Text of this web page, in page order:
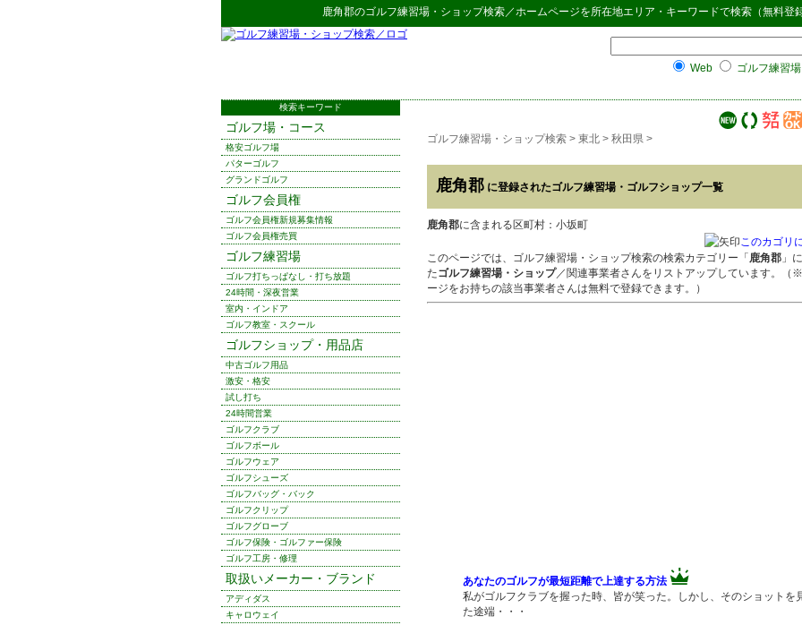
鹿角郡のゴルフ練習場・ショップ検索／ホームページを所在地エリア・キーワードで検索（無料登
Web ゴルフ練習
ゴルフ練習場・ショップ検索 > 東北 > 秋田県 >
鹿角郡 に登録されたゴルフ練習場・ゴルフショップ一覧
鹿角郡に含まれる区町村：小坂町
このカゴリ
このページでは、ゴルフ練習場・ショップ検索の検索カテゴリー「 鹿角郡 」
たゴルフ練習場・ショップ／関連事業者さんをリストアップしています。（
ージをお持ちの該当事業者さんは無料で登録できます。）
あなたのゴルフが最短距離で上達する方法
私がゴルフクラブを握った時、皆が笑った。しかし、そのショットを
た途端・・・
検索キーワード
ゴルフ場・コース
格安ゴルフ場
パターゴルフ
グランドゴルフ
ゴルフ会員権
ゴルフ会員権新規募集情報
ゴルフ会員権売買
ゴルフ練習場
ゴルフ打ちっぱなし・打ち放題
24時間・深夜営業
室内・インドア
ゴルフ教室・スクール
ゴルフショップ・用品店
中古ゴルフ用品
激安・格安
試し打ち
24時間営業
ゴルフクラブ
ゴルフボール
ゴルフウェア
ゴルフシューズ
ゴルフバッグ・バック
ゴルフクリップ
ゴルフグローブ
ゴルフ保険・ゴルファー保険
ゴルフ工房・修理
取扱いメーカー・ブランド
アディダス
キャロウェイ